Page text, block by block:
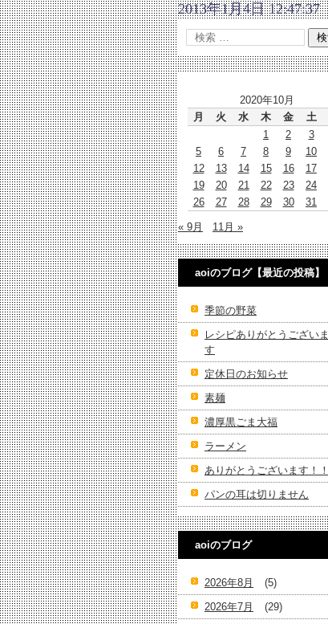
2013年1月4日 12:47:37
2020年10月
月
火 水 木 金 土
1
2 3
5
6 7 8 9 10
12
13 14 15 16 17
19
20 21 22 23 24
26
27 28 29 30 31
« 9月 11月 »
aoiのブログ【最近の投稿】
季節の野菜
レシピありがとうございま
す
定休日のお知らせ
素麺
濃厚黒ごま大福
ラーメン
ありがとうございます！！
パンの耳は切りません
aoiのブログ
2026年8月
(5)
2026年7月
(29)